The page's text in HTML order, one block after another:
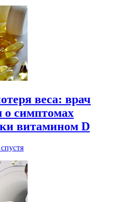
веса: врач
о симптомах
витамином D